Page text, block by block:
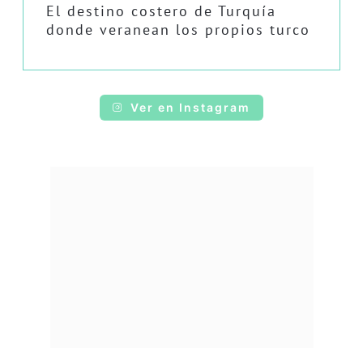
El destino costero de Turquía
donde veranean los propios turco
Ver en Instagram